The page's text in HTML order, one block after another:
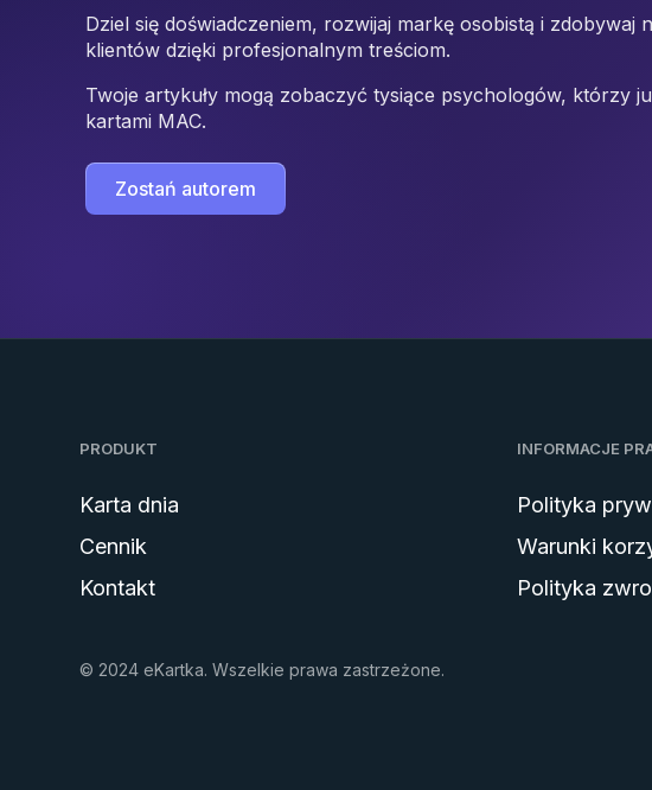
Dziel się doświadczeniem, rozwijaj markę osobistą i zdobywaj
klientów dzięki profesjonalnym treściom.
Twoje artykuły mogą zobaczyć tysiące psychologów, którzy
kartami MAC.
Zostań autorem
PRODUKT
Karta dnia
Cennik
Kontakt
INFORMACJE
Polityka
Warunki
Polityka
© 2024 eKartka. Wszelkie prawa zastrzeżone.